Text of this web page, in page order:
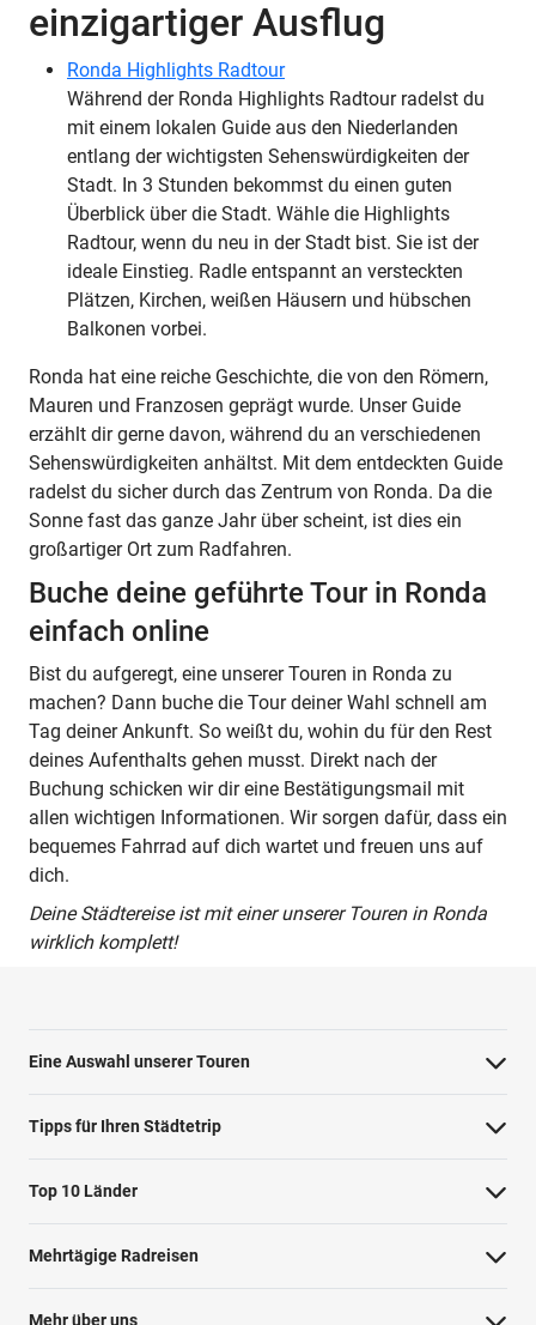
einzigartiger Ausflug
Ronda Highlights Radtour
Während der Ronda Highlights Radtour radelst du
mit einem lokalen Guide aus den Niederlanden
entlang der wichtigsten Sehenswürdigkeiten der
Stadt. In 3 Stunden bekommst du einen guten
Überblick über die Stadt. Wähle die Highlights
Radtour, wenn du neu in der Stadt bist. Sie ist der
ideale Einstieg. Radle entspannt an versteckten
Plätzen, Kirchen, weißen Häusern und hübschen
Balkonen vorbei.
Ronda hat eine reiche Geschichte, die von den Römern,
Mauren und Franzosen geprägt wurde. Unser Guide
erzählt dir gerne davon, während du an verschiedenen
Sehenswürdigkeiten anhältst. Mit dem entdeckten Guide
radelst du sicher durch das Zentrum von Ronda. Da die
Sonne fast das ganze Jahr über scheint, ist dies ein
großartiger Ort zum Radfahren.
Buche deine geführte Tour in Ronda
einfach online
Bist du aufgeregt, eine unserer Touren in Ronda zu
machen? Dann buche die Tour deiner Wahl schnell am
Tag deiner Ankunft. So weißt du, wohin du für den Rest
deines Aufenthalts gehen musst. Direkt nach der
Buchung schicken wir dir eine Bestätigungsmail mit
allen wichtigen Informationen. Wir sorgen dafür, dass ein
bequemes Fahrrad auf dich wartet und freuen uns auf
dich.
Deine Städtereise ist mit einer unserer Touren in Ronda
wirklich komplett!
Eine Auswahl unserer Touren
Barcelona Highlights Tour
Berlin Highlights Tour
Highlights von Paris
Private Tour Tallinn
Rom mit dem Fahrrad
Tipps für Ihren Städtetrip
Strände bei Athen
Barcelonas Stadtteile
Nahverkehr in Dublin
Shopping in Amsterdam
Top 10 Länder
Niederlande
Deutschland
Mehrtägige Radreisen
Radreise Niederlande
Mehr über uns